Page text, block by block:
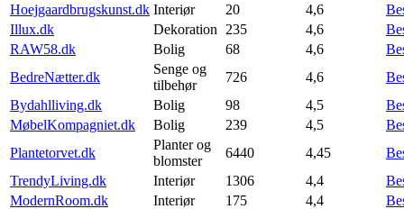
Hoejgaardbrugskunst.dk Interiør 20 4,6
Illux.dk
Dekoration 235 4,6
RAW58.dk
Bolig 68 4,6
BedreNætter.dk
Senge og
tilbehør
726 4,6
Bydahlliving.dk
Bolig 98 4,5
MøbelKompagniet.dk
Bolig 239 4,5
Plantetorvet.dk
Planter og
blomster
6440 4,45
TrendyLiving.dk
Interiør 1306 4,4
ModernRoom.dk
Interiør 175 4,4